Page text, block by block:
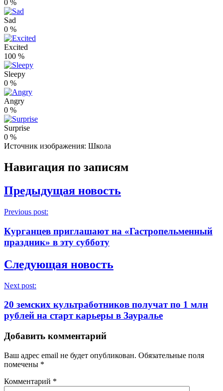
0 %
Sad
0 %
Excited
100 %
Sleepy
0 %
Angry
0 %
Surprise
0 %
Источник изображения: Школа
Навигация по записям
Предыдущая новость
Previous post:
Курганцев приглашают на «Гастропельменный
праздник» в эту субботу
Следующая новость
Next post:
20 земских культработников получат по 1 млн
рублей на старт карьеры в Зауралье
Добавить комментарий
Ваш адрес email не будет опубликован. Обязательные поля
помечены *
Комментарий *